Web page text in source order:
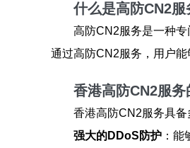
什么是高防CN2服
高防CN2服务是一种
通过高防CN2服务，用户
香港高防CN2服务
香港高防CN2服务具备
强大的DDoS防护 ：